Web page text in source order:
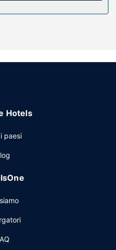
disposizione, tra cui una
a pagamento tutti i giorni
nella hall, personale
di una navetta da e
Hotels
paesi